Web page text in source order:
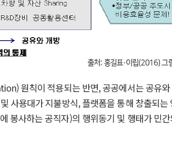
원칙이 적용되는 반면, 공공에서는 공유
사용대가 지불방식, 플랫폼을 통해 창출되
봉사하는 공직자)의 행위동기 및 행태가 민